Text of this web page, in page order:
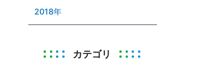
2018年
カテゴリ